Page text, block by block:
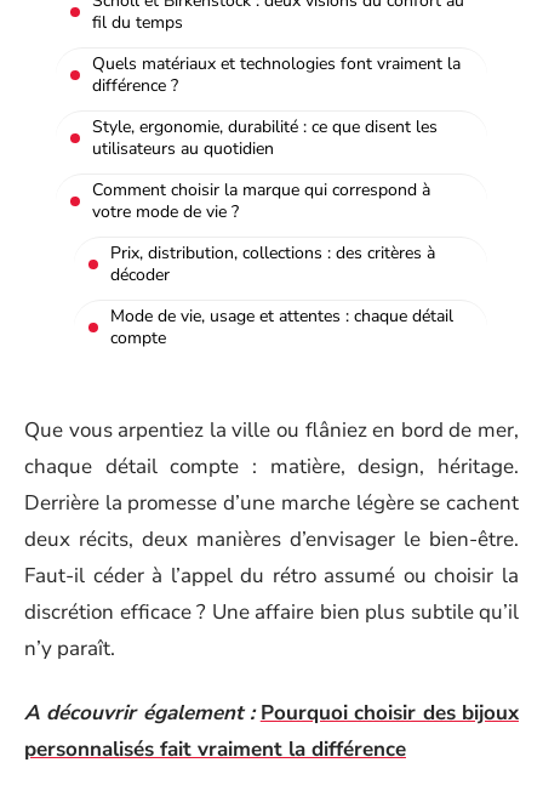
fil du temps
Quels matériaux et technologies font vraiment la
différence ?
Style, ergonomie, durabilité : ce que disent les
utilisateurs au quotidien
Comment choisir la marque qui correspond à
votre mode de vie ?
Prix, distribution, collections : des critères à
décoder
Mode de vie, usage et attentes : chaque détail
compte
Que vous arpentiez la ville ou flâniez en bord de mer,
chaque détail compte : matière, design, héritage.
Derrière la promesse d’une marche légère se cachent
deux récits, deux manières d’envisager le bien-être.
Faut-il céder à l’appel du rétro assumé ou choisir la
discrétion efficace ? Une affaire bien plus subtile qu’il
n’y paraît.
A découvrir également : Pourquoi choisir des bijoux
personnalisés fait vraiment la différence